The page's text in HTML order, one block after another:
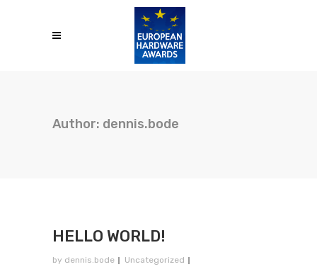
Author: dennis.bode
HELLO WORLD!
by dennis.bode
Uncategorized